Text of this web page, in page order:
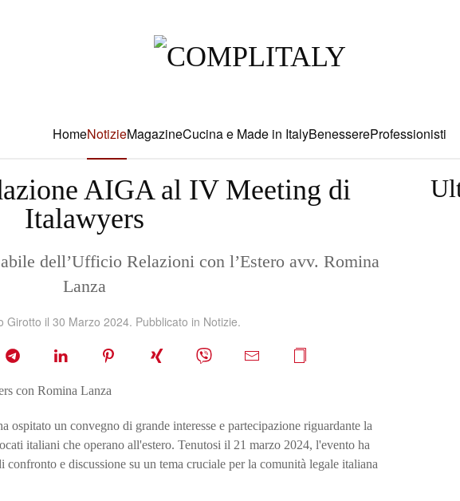
HomeNotizieMagazineCucina e Made in ItalyBenessereProfessionisti
AIGA al IV Meeting di
Italawyers
dell’Ufficio Relazioni con l’Estero avv. Romina
Lanza
Girotto il 30 Marzo 2024. Pubblicato in Notizie.
ospitato un convegno di grande interesse e partecipazione riguardante la
italiani che operano all'estero. Tenutosi il 21 marzo 2024, l'evento ha
confronto e discussione su un tema cruciale per la comunità legale italiana